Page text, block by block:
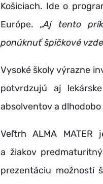
Košiciach. Ide o
Európe. „Aj tento
ponúknuť špičkové
Vysoké školy výrazne
potvrdzujú aj
absolventov a
Veľtrh ALMA
a žiakov
prezentáciu možností